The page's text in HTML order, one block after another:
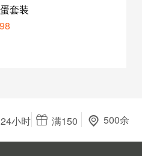
套装
98
24小时  满150  500余